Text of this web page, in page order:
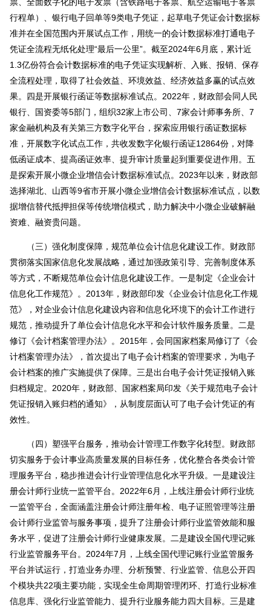
行程单）、银行电子回单等9类电子凭证，起草电子凭证会计数据标
准并在全国范围内开展试点工作，用统一的会计数据标准打通电子
凭证全流程无纸化处理“最后一公里”。截至2024年6月底，累计近
1.3亿份符合会计数据标准的电子凭证实现解析、入账、报销、保存
全流程处理，取得了社会效益、环境效益、经济效益多赢的试点效
果。四是开展银行函证等数据标准试点。2022年，财政部会同人民
银行、国资委等5部门，组织32家上市公司、7家会计师事务所、7
家金融机构及有关第三方数字化平台，探索应用银行函证数据标
准，开展数字化试点工作，共收发数字化银行函证12864份，对降
低函证成本、提高函证效率、提升审计质量起到重要促进作用。五
是探索开展小微企业增信会计数据标准试点。2023年以来，财政部
选择湖北、山西等9省市开展小微企业增信会计数据标准试点，以数
据增信替代抵押担保等传统增信模式，助力解决中小微企业破解融
资难、融资贵问题。
（三）强化制度保障，规范单位会计信息化建设工作。财政部
贯彻落实国家信息化发展战略，通过加强政策引导、完善制度体系
等方式，不断规范单位会计信息化建设工作。一是制定《企业会计
信息化工作规范》。2013年，财政部印发《企业会计信息化工作规
范》，对企业会计信息化建设内容和信息化环境下的会计工作进行
规范，推动提升了单位会计信息化水平和会计软件服务质量。二是
修订《会计档案管理办法》。2015年，会同国家档案局修订了《会
计档案管理办法》，首次提出了电子会计档案的管理要求，为电子
会计档案的推广实施提供了保障。三是出台电子会计凭证报销入账
归档规定。2020年，财政部、国家档案局印发《关于规范电子会计
凭证报销入账归档的通知》，从制度层面认可了电子会计凭证的有
效性。
（四）塑强平台服务，推动会计管理工作数字化转型。财政部
切实服务于会计事业高质量发展的目标任务，优化整合各类会计管
理服务平台，稳步推进会计行业管理信息化水平升级。一是建设注
册会计师行业统一监管平台。2022年6月，上线注册会计师行业统
一监管平台，全面涵盖注册会计师注册年检、电子证照管理等注册
会计师行业监管与服务事项，提升了注册会计师行业监管效能和服
务水平，促进了注册会计师行业健康发展。二是建设全国代理记账
行业监管服务平台。2024年7月，上线全国代理记账行业监管服务
平台并试运行，打造业务办理、分析预警、行业监管、信息公开四
个模块共22项主要功能，实现全生命周期管理闭环、打造行业标准
信息库、强化行业监管能力、提升行业服务能力四大目标。三是建